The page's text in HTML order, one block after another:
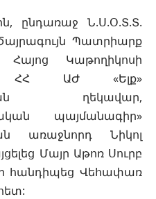
ընդառաջ Ն.Ս.Օ.Տ.Տ.
Պատրիարք
Կաթողիկոսի
ՀՀ ԱԺ «Ելք»
ղեկավար,
պայմանագիր»
առաջնորդ Նիկոլ
Մայր Աթոռ Սուրբ
հանդիպեց Վեհափառ